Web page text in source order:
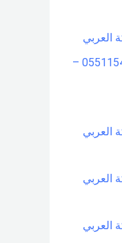
شركة جلي بلاط بحائل – 0551154864 –